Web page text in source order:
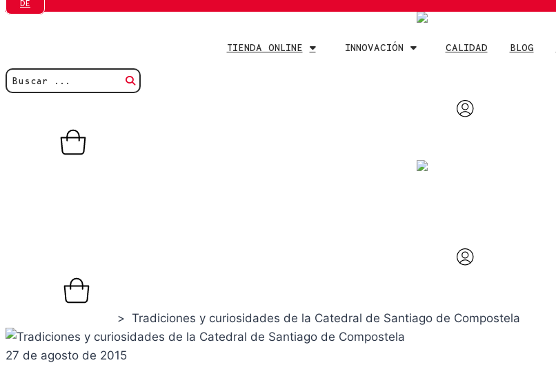
DE
TIENDA ONLINE INNOVACIÓN CALIDAD BLOG
> Tradiciones y curiosidades de la Catedral de Santiago de Compostela
27 de agosto de 2015